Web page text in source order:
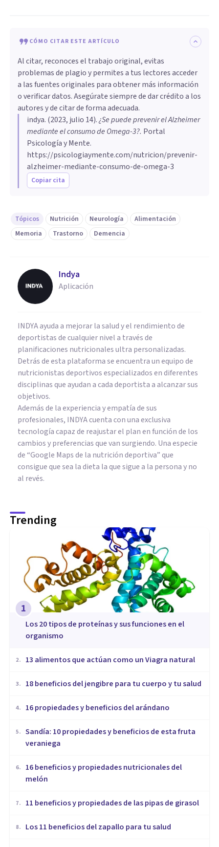
CÓMO CITAR ESTE ARTÍCULO
Al citar, reconoces el trabajo original, evitas
problemas de plagio y permites a tus lectores acceder
a las fuentes originales para obtener más información
o verificar datos. Asegúrate siempre de dar crédito a los
autores y de citar de forma adecuada.
indya. (2023, julio 14).¿Se puede prevenir el Alzheimer
mediante el consumo de Omega-3?. Portal
Psicología y Mente.
https://psicologiaymente.com/nutricion/prevenir-
alzheimer-mediante-consumo-de-omega-3
Copiar cita
Tópicos Nutrición Neurología
Alimentación
Memoria
Trastorno Demencia
Indya
Aplicación
INDYA ayuda a mejorar la salud y el rendimiento de
deportistas de cualquier nivel a través de
planificaciones nutricionales ultra personalizadas.
Detrás de esta plataforma se encuentra un equipo de
nutricionistas deportivos especializados en diferentes
disciplinas que ayudan a cada deportista a alcanzar sus
objetivos.
Además de la experiencia y empatía de sus
profesionales, INDYA cuenta con una exclusiva
tecnología capaz de reajustar el plan en función de los
cambios y preferencias que van surgiendo. Una especie
de “Google Maps de la nutrición deportiva” que
consigue que sea la dieta la que sigue a la persona y no
al revés.
Trending
1
​Los 20 tipos de proteínas y sus funciones en el
organismo
2. 13 alimentos que actúan como un Viagra natural
3. 18 beneficios del jengibre para tu cuerpo y tu salud
4. 16 propiedades y beneficios del arándano
5. Sandía: 10 propiedades y beneficios de esta fruta
veraniega
6.
16 beneficios y propiedades nutricionales del
melón
7. ​11 beneficios y propiedades de las pipas de girasol
8. Los 11 beneficios del zapallo para tu salud